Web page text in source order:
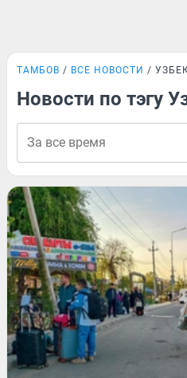
ТАМБОВ ВСЕ НОВОСТИ
Новости по тэгу